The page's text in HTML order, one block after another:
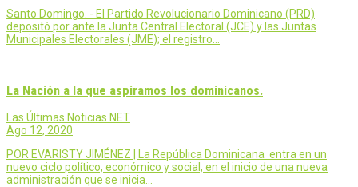
Santo Domingo. - El Partido Revolucionario Dominicano (PRD)
depositó por ante la Junta Central Electoral (JCE) y las Juntas
Municipales Electorales (JME); el registro…
La Nación a la que aspiramos los dominicanos.
Las Últimas Noticias NET
Ago 12, 2020
POR EVARISTY JIMÉNEZ | La República Dominicana entra en un
nuevo ciclo político, económico y social, en el inicio de una nueva
administración que se inicia…